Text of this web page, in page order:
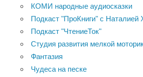
КОМИ народные аудиосказки
Подкаст "ПроКниги" с Наталией
Подкаст "ЧтениеТок"
Студия развития мелкой
Фантазия
Чудеса на песке